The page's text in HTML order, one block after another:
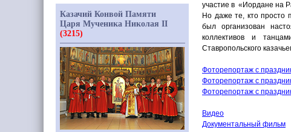
участие в « Иордане на
Но даже те, кто просто
был организован
коллективов и
Ставропольского
Фоторепортаж с
Фоторепортаж с
Фоторепортаж с
Видео
Документальный фильм
Казачий Конвой Памяти
Царя Мученика Николая II
(3215)